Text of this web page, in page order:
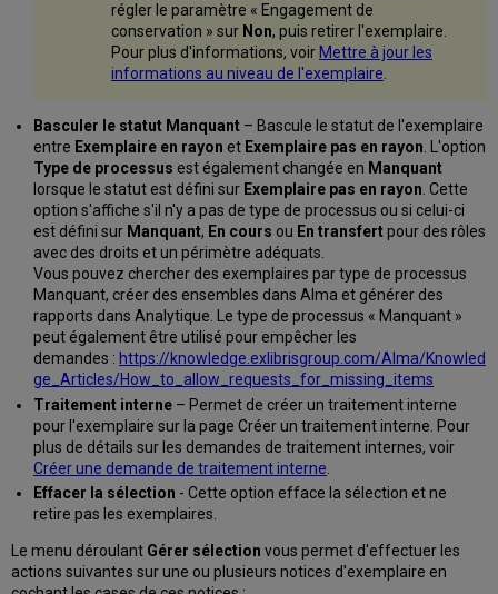
régler le paramètre « Engagement de
conservation » sur Non, puis retirer l'exemplaire.
Pour plus d'informations, voir Mettre à jour les
informations au niveau de l'exemplaire.
Basculer le statut Manquant– Bascule le statut de l'exemplaire
entre Exemplaire en rayon et Exemplaire pas en rayon. L'option
Type de processus est également changée en Manquant
lorsque le statut est défini sur Exemplaire pas en rayon. Cette
option s'affiche s'il n'y a pas de type de processus ou si celui-ci
est défini sur Manquant, En cours ou En transfertpour des rôles
avec des droits et un périmètre adéquats.
Vous pouvez chercher des exemplaires par type de processus
Manquant, créer des ensembles dans Alma et générer des
rapports dans Analytique. Le type de processus « Manquant »
peut également être utilisé pour empêcher les
demandes : https://knowledge.exlibrisgroup.com/Alma/Knowled
ge_Articles/How_to_allow_requests_for_missing_items
Traitement interne– Permet de créer un traitement interne
pour l'exemplaire sur la page Créer un traitement interne. Pour
plus de détails sur les demandes de traitement internes, voir
Créer une demande de traitement interne
Effacer la sélection - Cette option efface la sélection et ne
retire pas les exemplaires.
Le menu déroulant Gérer sélection vous permet d'effectuer les
actions suivantes sur une ou plusieurs notices d'exemplaire en